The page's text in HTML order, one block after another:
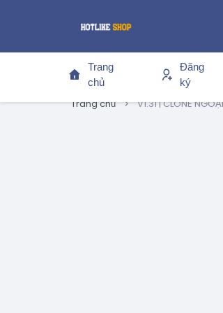
Trang
chủ
Đăng
ký
Trang chủ V1.31 | CLONE